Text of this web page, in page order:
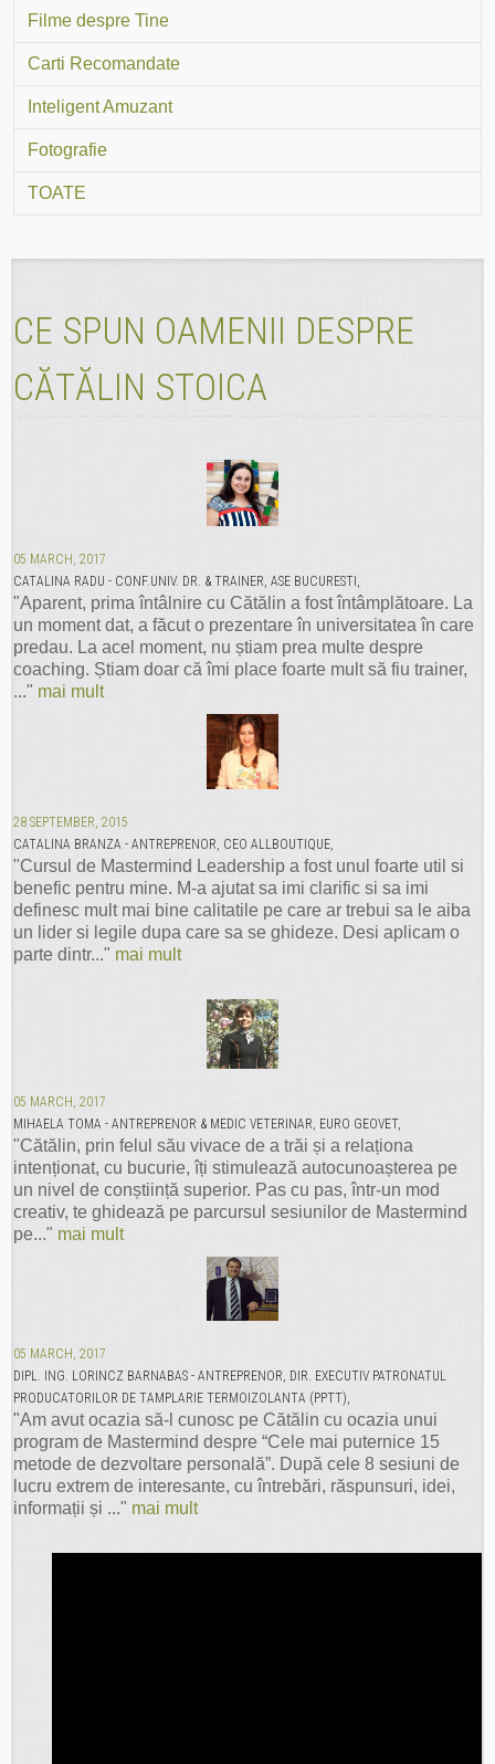
Filme despre Tine
Carti Recomandate
Inteligent Amuzant
Fotografie
TOATE
CE SPUN OAMENII DESPRE
CĂTĂLIN STOICA
05 MARCH, 2017
CATALINA RADU - CONF.UNIV. DR. & TRAINER, ASE BUCURESTI,
"Aparent, prima întâlnire cu Cătălin a fost întâmplătoare. La
un moment dat, a făcut o prezentare în universitatea în care
predau. La acel moment, nu știam prea multe despre
coaching. Știam doar că îmi place foarte mult să fiu trainer,
..." mai mult
28 SEPTEMBER, 2015
CATALINA BRANZA - ANTREPRENOR, CEO ALLBOUTIQUE,
"Cursul de Mastermind Leadership a fost unul foarte util si
benefic pentru mine. M-a ajutat sa imi clarific si sa imi
definesc mult mai bine calitatile pe care ar trebui sa le aiba
un lider si legile dupa care sa se ghideze. Desi aplicam o
parte dintr..." mai mult
05 MARCH, 2017
MIHAELA TOMA - ANTREPRENOR & MEDIC VETERINAR, EURO GEOVET,
"Cătălin, prin felul său vivace de a trăi și a relaționa
intenționat, cu bucurie, îți stimulează autocunoașterea pe
un nivel de conștiință superior. Pas cu pas, într-un mod
creativ, te ghidează pe parcursul sesiunilor de Mastermind
pe..." mai mult
05 MARCH, 2017
DIPL. ING. LORINCZ BARNABAS - ANTREPRENOR, DIR. EXECUTIV PATRONATUL
PRODUCATORILOR DE TAMPLARIE TERMOIZOLANTA (PPTT),
"Am avut ocazia să-l cunosc pe Cătălin cu ocazia unui
program de Mastermind despre “Cele mai puternice 15
metode de dezvoltare personală”. După cele 8 sesiuni de
lucru extrem de interesante, cu întrebări, răspunsuri, idei,
informații și ..." mai mult